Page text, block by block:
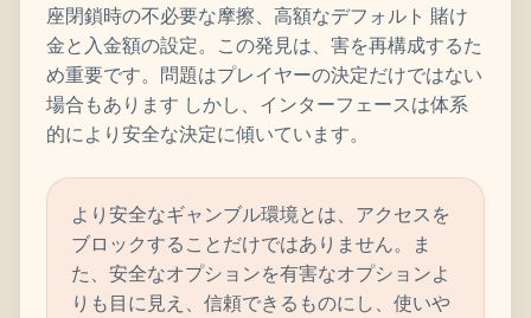
座閉鎖時の不必要な摩擦、高額なデフォルト 賭け
金と入金額の設定。この発見は、害を再構成するた
め重要です。問題はプレイヤーの決定だけではない
場合もあります しかし、インターフェースは体系
的により安全な決定に傾いています。
より安全なギャンブル環境とは、アクセスを
ブロックすることだけではありません。ま
た、安全なオプションを有害なオプションよ
りも目に見え、信頼できるものにし、使いや